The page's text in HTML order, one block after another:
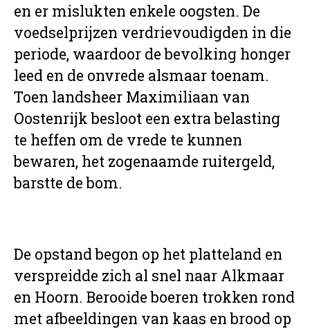
en er mislukten enkele oogsten. De
voedselprijzen verdrievoudigden in die
periode, waardoor de bevolking honger
leed en de onvrede alsmaar toenam.
Toen landsheer Maximiliaan van
Oostenrijk besloot een extra belasting
te heffen om de vrede te kunnen
bewaren, het zogenaamde ruitergeld,
barstte de bom.
De opstand begon op het platteland en
verspreidde zich al snel naar Alkmaar
en Hoorn. Berooide boeren trokken rond
met afbeeldingen van kaas en brood op